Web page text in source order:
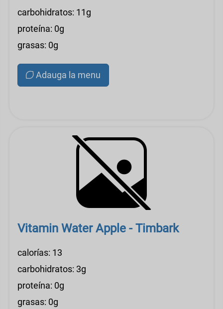
carbohidratos: 11g
proteína: 0g
grasas: 0g
Adauga la menu
Vitamin Water Apple - Timbark
calorías: 13
carbohidratos: 3g
proteína: 0g
grasas: 0g